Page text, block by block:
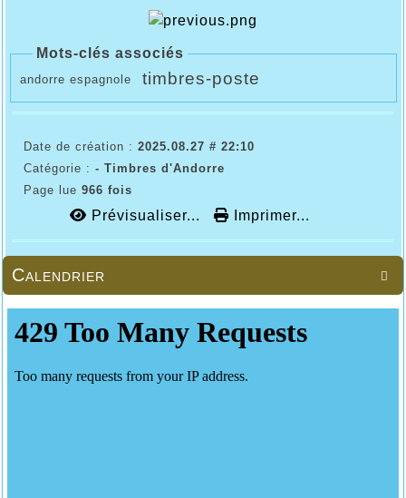

Calendrier
Mots-clés associés
andorre espagnole timbres-poste
Date de création : 2025.08.27 # 22:10
Catégorie : - Timbres d'Andorre
Page lue 966 fois
Prévisualiser... Imprimer...